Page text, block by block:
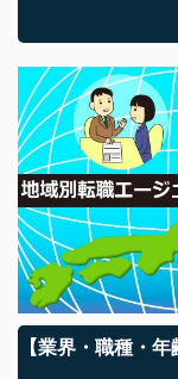
【業界・職種・